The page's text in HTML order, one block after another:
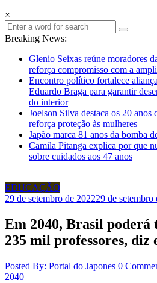
×
Breaking News:
Glenio Seixas reúne moradores
reforça compromisso com a
Encontro político fortalece
Eduardo Braga para garantir
do interior
Joelson Silva destaca os 20 anos
reforça proteção às mulheres
Japão marca 81 anos da bomba
Camila Pitanga explica por que
sobre cuidados aos 47 anos
EDUCAÇÃO
29 de setembro de 202229 de setembro
Em 2040, Brasil poderá
235 mil professores, diz
Posted By: Portal do Japones 0
2040